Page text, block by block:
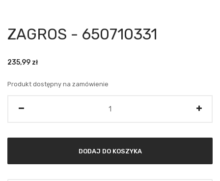
ZAGROS - 650710331
235,99 zł
Produkt dostępny na zamówienie
DODAJ DO KOSZYKA